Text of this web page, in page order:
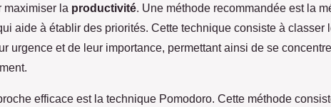
maximiser la productivité. Une méthode recommandée est la
aide à établir des priorités. Cette technique consiste à classer
urgence et de leur importance, permettant ainsi de se
efficace est la technique Pomodoro. Cette méthode